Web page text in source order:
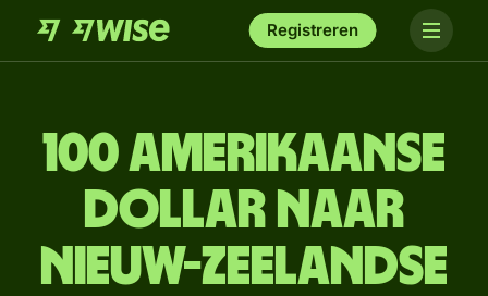
Registreren
100 Amerikaanse
dollar naar
Nieuw-Zeelandse